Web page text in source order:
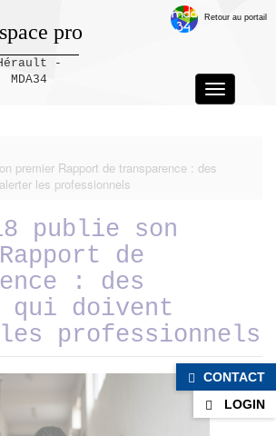
pro
-
MDA34
Toggle
navigation
Retour au portail
premier Rapport de transparence : des
les professionnels
publie son
de
: des
doivent
professionnels
CONTACT
LOGIN